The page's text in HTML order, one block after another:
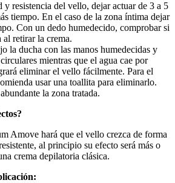
y resistencia del vello, dejar actuar de 3 a 5
tiempo. En el caso de la zona íntima dejar
Con un dedo humedecido, comprobar si
retirar la crema.
la ducha con las manos humedecidas y
mientras que el agua cae por
eliminar el vello fácilmente. Para el
usar una toallita para eliminarlo.
la zona tratada.
Amove hará que el vello crezca de forma
al principio su efecto será más o
crema depilatoria clásica.